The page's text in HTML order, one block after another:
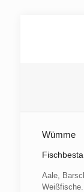
Wümme
Aale,
Weißfische.